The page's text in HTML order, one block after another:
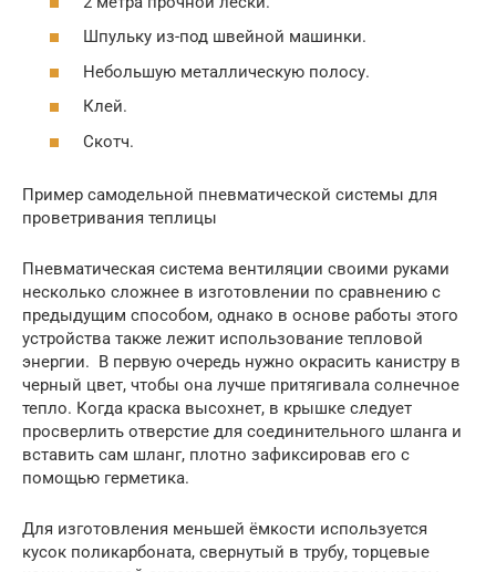
Шпульку из-под швейной машинки.
Небольшую металлическую полосу.
Клей.
Скотч.
Пример самодельной пневматической системы для
проветривания теплицы
Пневматическая система вентиляции своими руками
несколько сложнее в изготовлении по сравнению с
предыдущим способом, однако в основе работы этого
устройства также лежит использование тепловой
энергии. В первую очередь нужно окрасить канистру в
черный цвет, чтобы она лучше притягивала солнечное
тепло. Когда краска высохнет, в крышке следует
просверлить отверстие для соединительного шланга и
вставить сам шланг, плотно зафиксировав его с
помощью герметика.
Для изготовления меньшей ёмкости используется
кусок поликарбоната, свернутый в трубу, торцевые